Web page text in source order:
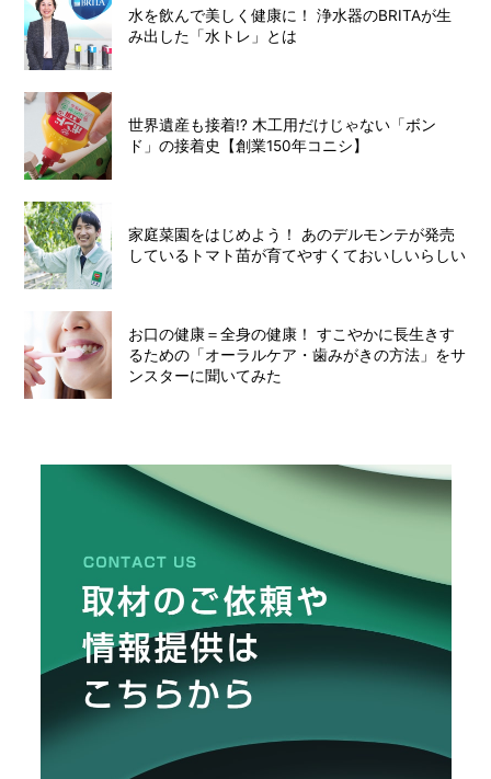
水を飲んで美しく健康に！ 浄水器のBRITAが生
み出した「水トレ」とは
世界遺産も接着!? 木工用だけじゃない「ボン
ド」の接着史【創業150年コニシ】
家庭菜園をはじめよう！ あのデルモンテが発売
しているトマト苗が育てやすくておいしいらしい
お口の健康＝全身の健康！ すこやかに長生きす
るための「オーラルケア・歯みがきの方法」をサ
ンスターに聞いてみた